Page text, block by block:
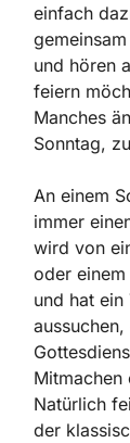
einfach
und hören
feiern
Manches
Sonntag,
An einem
immer
wird von
oder
und hat ein
Mitmachen
Natürlich
der